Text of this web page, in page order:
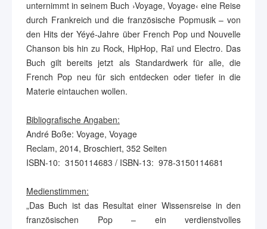
unternimmt in seinem Buch ›Voyage, Voyage‹ eine Reise
durch Frankreich und die französische Popmusik – von
den Hits der Yéyé-Jahre über French Pop und Nouvelle
Chanson bis hin zu Rock, HipHop, Raï und Electro. Das
Buch gilt bereits jetzt als Standardwerk für alle, die
French Pop neu für sich entdecken oder tiefer in die
Materie eintauchen wollen.
Bibliografische Angaben:
André Boße: Voyage, Voyage
‎Reclam, 2014, Broschiert, 352 Seiten
ISBN-10: ‎ 3150114683 / ISBN-13: ‎ 978-3150114681
Medienstimmen:
„Das Buch ist das Resultat einer Wissensreise in den
französischen Pop – ein verdienstvolles